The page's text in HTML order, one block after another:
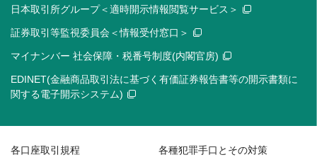
日本取引所グループ＜適時開示情報閲覧サービス＞
証券取引等監視委員会＜情報受付窓口＞
マイナンバー 社会保障・税番号制度(内閣官房)
EDINET(金融商品取引法に基づく有価証券報告書等の開示書類に
関する電子開示システム)
各口座取引規程 各種犯罪手口とその対策